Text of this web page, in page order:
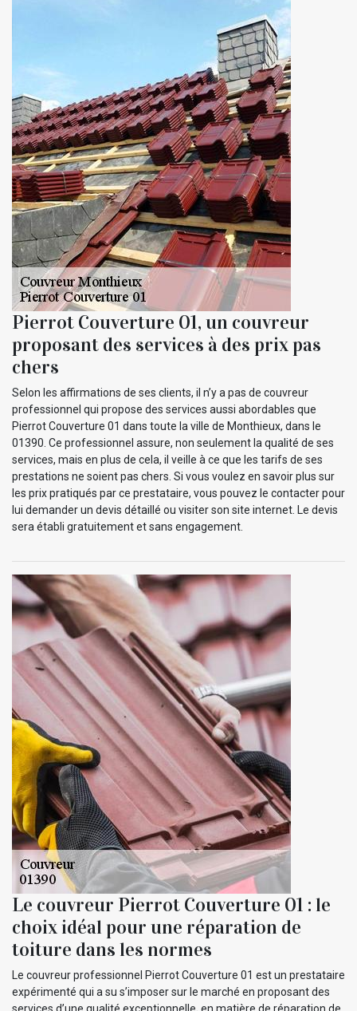
Pierrot Couverture 01, un couvreur
proposant des services à des prix pas
chers
Selon les affirmations de ses clients, il n’y a pas de couvreur
professionnel qui propose des services aussi abordables que
Pierrot Couverture 01 dans toute la ville de Monthieux, dans le
01390. Ce professionnel assure, non seulement la qualité de ses
services, mais en plus de cela, il veille à ce que les tarifs de ses
prestations ne soient pas chers. Si vous voulez en savoir plus sur
les prix pratiqués par ce prestataire, vous pouvez le contacter pour
lui demander un devis détaillé ou visiter son site internet. Le devis
sera établi gratuitement et sans engagement.
Le couvreur Pierrot Couverture 01 : le
choix idéal pour une réparation de
toiture dans les normes
Le couvreur professionnel Pierrot Couverture 01 est un prestataire
expérimenté qui a su s’imposer sur le marché en proposant des